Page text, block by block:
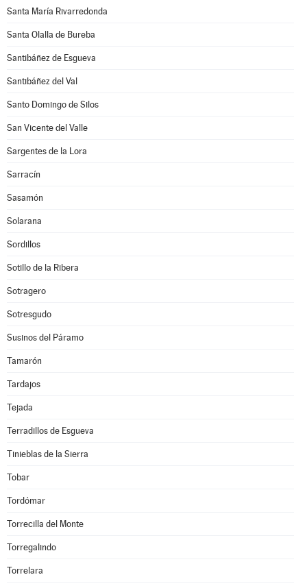
Santa María Rivarredonda
Santa Olalla de Bureba
Santibáñez de Esgueva
Santibáñez del Val
Santo Domingo de Silos
San Vicente del Valle
Sargentes de la Lora
Sarracín
Sasamón
Solarana
Sordillos
Sotillo de la Ribera
Sotragero
Sotresgudo
Susinos del Páramo
Tamarón
Tardajos
Tejada
Terradillos de Esgueva
Tinieblas de la Sierra
Tobar
Tordómar
Torrecilla del Monte
Torregalindo
Torrelara